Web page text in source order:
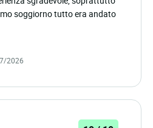
soggiorno tutto era andato
2026